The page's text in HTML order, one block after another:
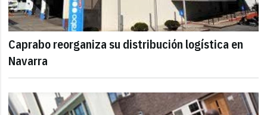
Caprabo reorganiza su distribución logística en
Navarra